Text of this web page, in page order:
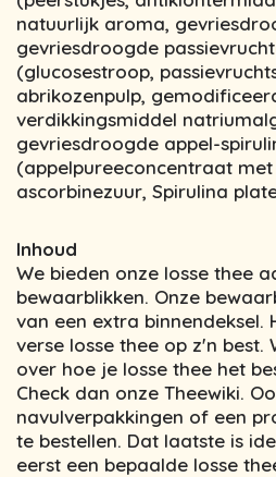
natuurlijk aroma,
gevriesdroogde
(glucosestroop,
abrikozenpulp,
verdikkingsmiddel
gevriesdroogde appel-
(appelpureeconcentraat
ascorbinezuur, Spirulina
Inhoud
We bieden onze losse thee
bewaarblikken. Onze
van een extra binnendeksel.
verse losse thee op z'n best.
over hoe je losse thee het
Check dan onze Theewiki.
navulverpakkingen of een
te bestellen. Dat laatste is
eerst een bepaalde losse